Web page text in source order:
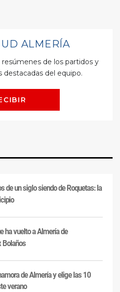
de un siglo siendo de Roquetas: la
ha vuelto a Almería de
Bolaños
de Almería y elige las 10
verano